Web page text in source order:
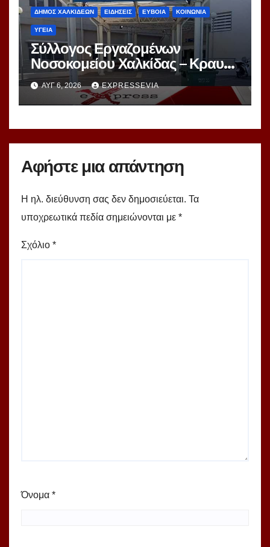
ΔΗΜΟΣ ΧΑΛΚΙΔΕΩΝ ΕΙΔΗΣΕΙΣ ΕΥΒΟΙΑ ΚΟΙΝΩΝΙΑ
ΥΓΕΙΑ
Σύλλογος Εργαζομένων
Νοσοκομείου Χαλκίδας – Κραυγή
Αγωνίας
ΑΥΓ 6, 2026 EXPRESSEVIA
Αφήστε μια απάντηση
Η ηλ. διεύθυνση σας δεν δημοσιεύεται. Τα
υποχρεωτικά πεδία σημειώνονται με *
Σχόλιο *
Όνομα *